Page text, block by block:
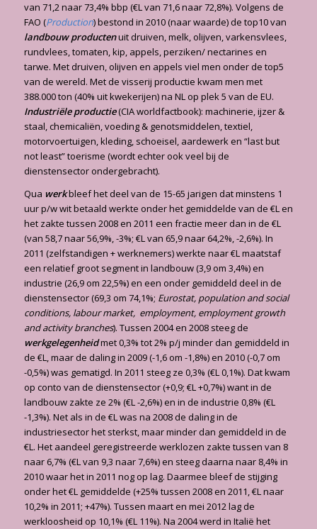
van 71,2 naar 73,4% bbp (€L van 71,6 naar 72,8%). Volgens de
FAO (Production) bestond in 2010 (naar waarde) de top10 van
landbouw productenuit druiven, melk, olijven, varkensvlees,
rundvlees, tomaten, kip, appels, perziken/ nectarines en
tarwe. Met druiven, olijven en appels viel men onder de top5
van de wereld. Met de visserij productie kwam men met
388.000 ton (40% uit kwekerijen) na NL op plek 5 van de EU.
Industriële productie(CIA worldfactbook): machinerie, ijzer &
staal, chemicaliën, voeding & genotsmiddelen, textiel,
motorvoertuigen, kleding, schoeisel, aardewerk en “last but
not least” toerisme (wordt echter ook veel bij de
dienstensector ondergebracht).
Qua werkbleef het deel van de 15-65 jarigen dat minstens 1
uur p/w wit betaald werkte onder het gemiddelde van de €L en
het zakte tussen 2008 en 2011 een fractie meer dan in de €L
(van 58,7 naar 56,9%, -3%; €L van 65,9 naar 64,2%, -2,6%). In
2011 (zelfstandigen + werknemers) werkte naar €L maatstaf
een relatief groot segment in landbouw (3,9 om 3,4%) en
industrie (26,9 om 22,5%) en een onder gemiddeld deel in de
dienstensector (69,3 om 74,1%; Eurostat, population and social
conditions, labour market, employment, employment growth
and activity branches). Tussen 2004 en 2008 steeg de
werkgelegenheidmet 0,3% tot 2% p/j minder dan gemiddeld in
de €L, maar de daling in 2009 (-1,6 om -1,8%) en 2010 (-0,7 om
-0,5%) was gematigd. In 2011 steeg ze 0,3% (€L 0,1%). Dat kwam
op conto van de dienstensector (+0,9; €L +0,7%) want in de
landbouw zakte ze 2% (€L -2,6%) en in de industrie 0,8% (€L
-1,3%). Net als in de €L was na 2008 de daling in de
industriesector het sterkst, maar minder dan gemiddeld in de
€L. Het aandeel geregistreerde werklozen zakte tussen van 8
naar 6,7% (€L van 9,3 naar 7,6%) en steeg daarna naar 8,4% in
2010 waar het in 2011 nog op lag. Daarmee bleef de stijging
onder het €L gemiddelde (+25% tussen 2008 en 2011, €L naar
10,2% in 2011; +47%). Tussen maart en mei 2012 lag de
werkloosheid op 10,1% (€L 11%). Na 2004 werd in Italië het